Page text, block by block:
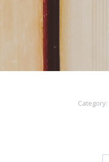
Category: